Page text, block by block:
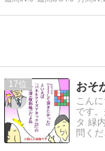
17
こん
です
タ 緑
問くだ